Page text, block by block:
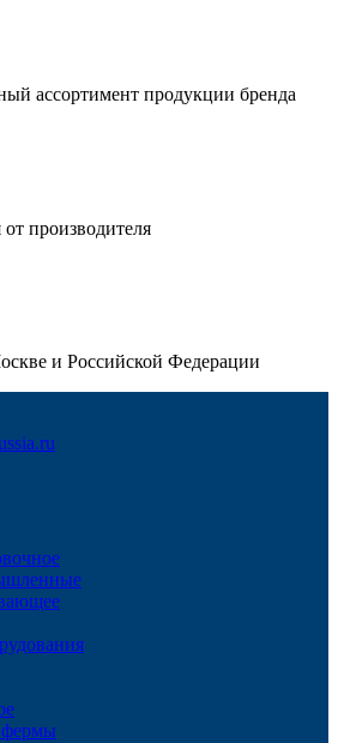
ассортимент продукции бренда
производителя
и Российской Федерации
фермы